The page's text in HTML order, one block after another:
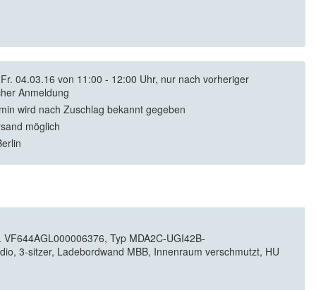
04.03.16 von 11:00 - 12:00 Uhr, nur nach vorheriger
Anmeldung
wird nach Zuschlag bekannt gegeben
möglich
Typ MDA2C-UGI42B-
3-sitzer, Ladebordwand MBB, Innenraum verschmutzt, HU